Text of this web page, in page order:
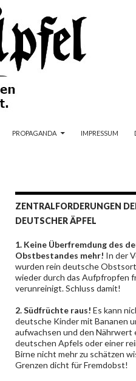
PROPAGANDA
IMPRESSUM
ZENTRALFORDERUNGEN
DEUTSCHER ÄPFEL
1. Keine Überfremdung des
Obstbestandes mehr! In der
wurden rein deutsche
wieder durch das Aufpfropfen
verunreinigt. Schluss damit!
2. Südfrüchte raus! Es kann
deutsche Kinder mit Bananen
aufwachsen und den Nährwert
deutschen Apfels oder einer
Birne nicht mehr zu schätzen
Grenzen dicht für Fremdobst!